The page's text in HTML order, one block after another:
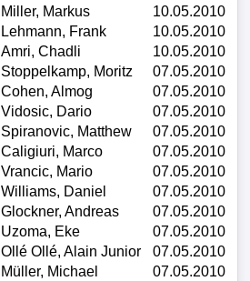
Miller, Markus
10.05.2010
Lehmann, Frank
10.05.2010
Amri, Chadli
10.05.2010
Stoppelkamp, Moritz
07.05.2010
Cohen, Almog
07.05.2010
Vidosic, Dario
07.05.2010
Spiranovic, Matthew
07.05.2010
Caligiuri, Marco
07.05.2010
Vrancic, Mario
07.05.2010
Williams, Daniel
07.05.2010
Glockner, Andreas
07.05.2010
Uzoma, Eke
07.05.2010
Ollé Ollé, Alain Junior
07.05.2010
Müller, Michael
07.05.2010